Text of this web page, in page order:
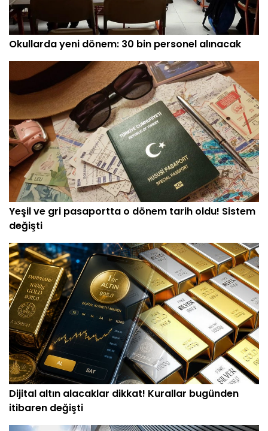
Okullarda yeni dönem: 30 bin personel alınacak
Yeşil ve gri pasaportta o dönem tarih oldu! Sistem
değişti
Dijital altın alacaklar dikkat! Kurallar bugünden
itibaren değişti